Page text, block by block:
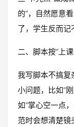
的”，自然愿意
了，学生反而记
二、脚本按“上
我写脚本不搞复
小问题，比如“
如“掌心空一点
范时会想清楚